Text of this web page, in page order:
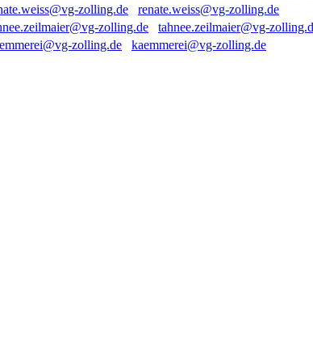
renate.weiss@vg-zolling.de
tahnee.zeilmaier@vg-
kaemmerei@vg-zolling.de